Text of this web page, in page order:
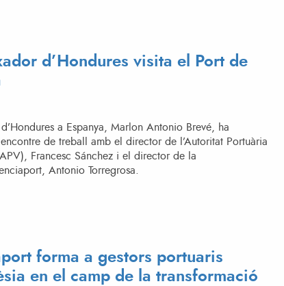
d’Hondures visita el Port de
d’Hondures a Espanya, Marlon Antonio Brevé, ha
de treball amb el director de l’Autoritat Portuària
Francesc Sánchez i el director de la
Antonio Torregrosa.
forma a gestors portuaris
en el camp de la transformació